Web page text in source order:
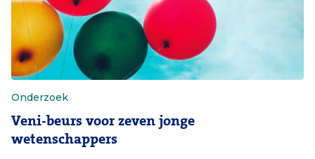
Onderzoek
Veni-beurs voor zeven jonge
wetenschappers